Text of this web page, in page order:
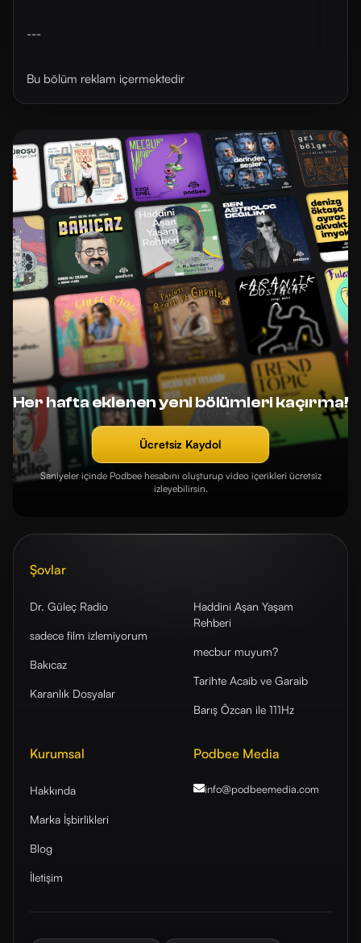
---
Bu bölüm reklam içermektedir
Her hafta eklenen yeni bölümleri kaçırma!
Ücretsiz Kaydol
Saniyeler içinde Podbee hesabını oluşturup video içerikleri ücretsiz
izleyebilirsin.
Şovlar
Dr. Güleç Radio
sadece film izlemiyorum
Bakıcaz
Karanlık Dosyalar
Haddini Aşan Yaşam
Rehberi
mecbur muyum?
Tarihte Acaib ve Garaib
Barış Özcan ile 111Hz
Kurumsal
Hakkında
Marka İşbirlikleri
Blog
İletişim
Podbee Media
info@podbeemedia.com